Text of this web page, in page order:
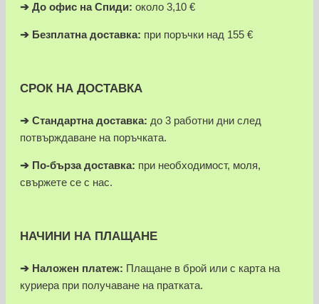
➔ До офис на Спиди: около 3,10 €
➔ Безплатна доставка: при поръчки над 155 €
СРОК НА ДОСТАВКА
➔ Стандартна доставка: до 3 работни дни след
потвърждаване на поръчката.
➔ По-бърза доставка: при необходимост, моля,
свържете се с нас.
НАЧИНИ НА ПЛАЩАНЕ
➔ Наложен платеж: Плащане в брой или с карта на
куриера при получаване на пратката.